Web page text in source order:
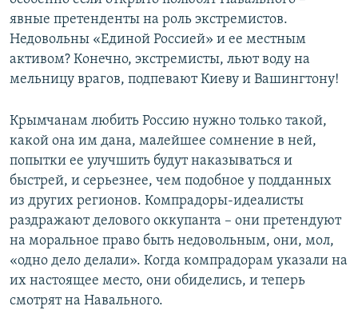
явные претенденты на роль экстремистов.
Недовольны «Единой Россией» и ее местным
активом? Конечно, экстремисты, льют воду на
мельницу врагов, подпевают Киеву и Вашингтону!
Крымчанам любить Россию нужно только такой,
какой она им дана, малейшее сомнение в ней,
попытки ее улучшить будут наказываться и
быстрей, и серьезнее, чем подобное у подданных
из других регионов. Компрадоры-идеалисты
раздражают делового оккупанта – они претендуют
на моральное право быть недовольным, они, мол,
«одно дело делали». Когда компрадорам указали на
их настоящее место, они обиделись, и теперь
смотрят на Навального.